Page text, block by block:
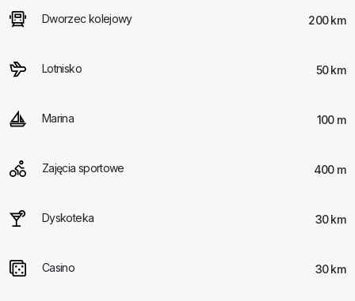
Dworzec kolejowy 200 km
Lotnisko 50 km
Marina 100 m
Zajęcia sportowe 400 m
Dyskoteka 30 km
Casino 30 km